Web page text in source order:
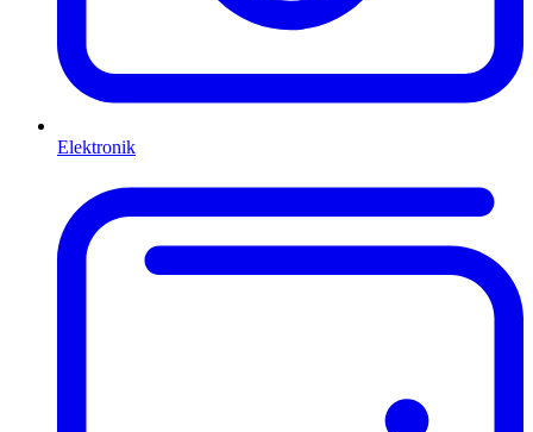
Elektronik